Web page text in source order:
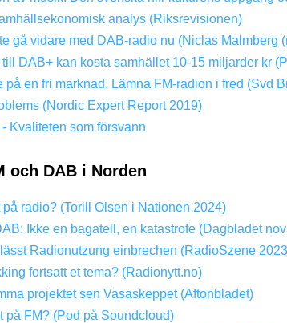
analys (Riksrevisionen)
gå vidare med DAB-radio nu (Niclas Malmberg
DAB+ kan kosta samhället 10-15 miljarder kr
på en fri marknad. Lämna FM-radion i fred (Svd
(Nordic Expert Report 2019)
Kvaliteten som försvann
och DAB i Norden
radio? (Torill Olsen i Nationen 2024)
Ikke en bagatell, en katastrofe (Dagbladet
Radionutzung einbrechen (RadioSzene
fortsatt et tema? (Radionytt.no)
projektet sen Vasaskeppet (Aftonbladet)
på FM? (Pod på Soundcloud)